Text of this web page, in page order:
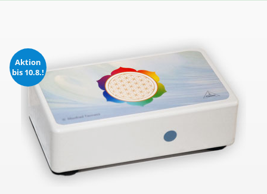
Aktion
bis 10.8.!